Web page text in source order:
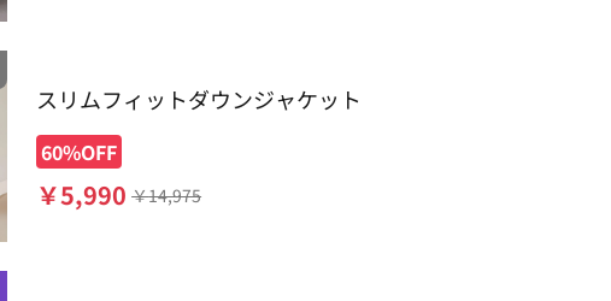
スリムフィットダウンジャケット
60%OFF
￥5,990 ￥14,975